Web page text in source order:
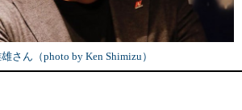
さん（photo by Ken Shimizu）